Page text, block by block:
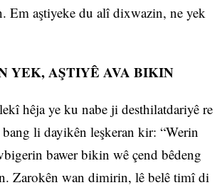
Em aştiyeke du alî dixwazin, ne yek
YEK, AŞTIYÊ AVA BIKIN
hêja ye ku nabe ji desthilatdariyê re
li dayikên leşkeran kir: “Werin
bawer bikin wê çend bêdeng
Zarokên wan dimirin, lê belê timî di